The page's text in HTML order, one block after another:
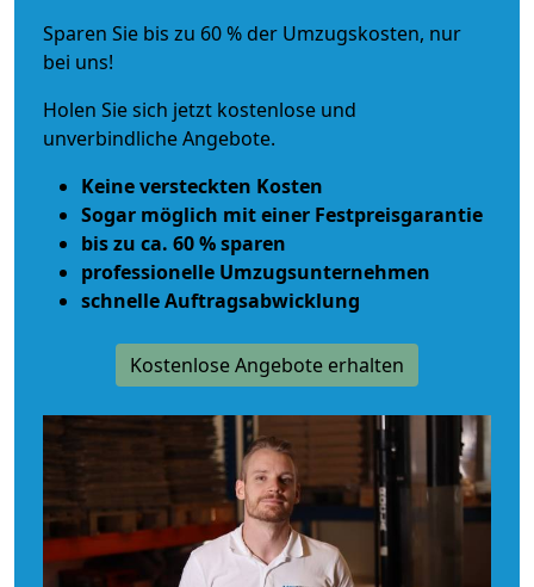
Sparen Sie bis zu 60 % der Umzugskosten, nur
bei uns!
Holen Sie sich jetzt kostenlose und
unverbindliche Angebote.
Keine versteckten Kosten
Sogar möglich mit einer Festpreisgarantie
bis zu ca. 60 % sparen
professionelle Umzugsunternehmen
schnelle Auftragsabwicklung
Kostenlose Angebote erhalten